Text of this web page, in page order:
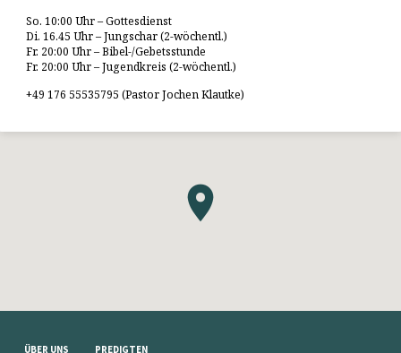
So. 10:00 Uhr – Gottesdienst
Di. 16.45 Uhr – Jungschar (2-wöchentl.)
Fr. 20:00 Uhr – Bibel-/Gebetsstunde
Fr. 20:00 Uhr – Jugendkreis (2-wöchentl.)
+49 176 55535795 (Pastor Jochen Klautke)
ÜBER UNS PREDIGTEN